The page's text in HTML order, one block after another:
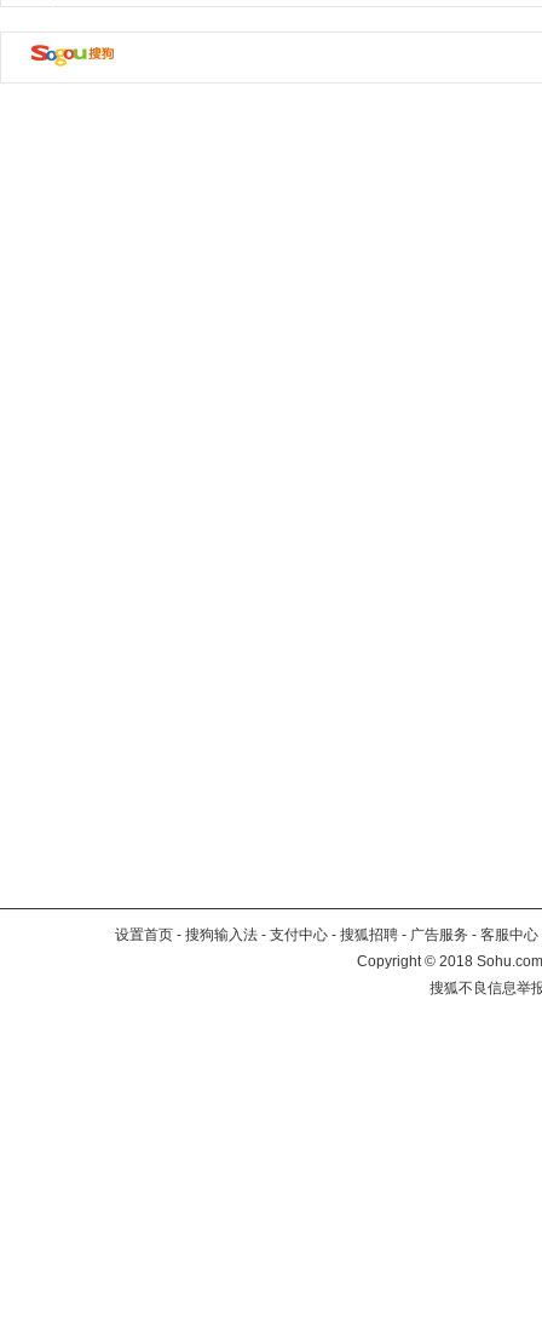
设置首页 - 搜狗输入法 - 支付中心 - 搜狐招聘 - 广告服务 - 客服中心
Copyright©2018
搜狐不良信息举